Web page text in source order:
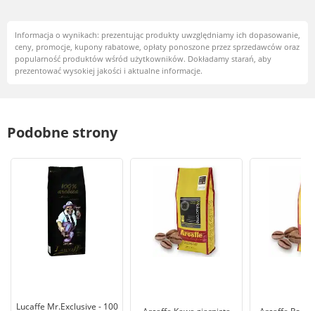
Informacja o wynikach: prezentując produkty uwzględniamy ich dopasowanie,
ceny, promocje, kupony rabatowe, opłaty ponoszone przez sprzedawców oraz
popularność produktów wśród użytkowników. Dokładamy starań, aby
prezentować wysokiej jakości i aktualne informacje.
Podobne strony
Lucaffe Mr.Exclusive - 100